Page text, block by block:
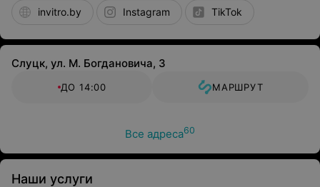
invitro.by Instagram TikTok
Слуцк, ул. М. Богдановича, 3
ДО 14:00 МАРШРУТ
Все адреса60
Наши услуги